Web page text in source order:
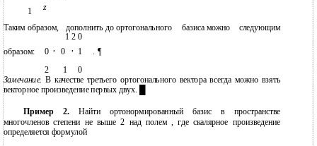
1
z
Таким образом, дополнить до ортогонального базиса можно
следующим
1 2 0
образом: 0 0 1 . ¶
2 0
1
Замечание.В качестве третьего ортогонального вектора всегда можно взять
векторное произведение первых двух. █
Пример 2.Найти ортонормированный базис в пространстве
многочленов степени не выше 2 над полем , где скалярное произведение
определяется формулой